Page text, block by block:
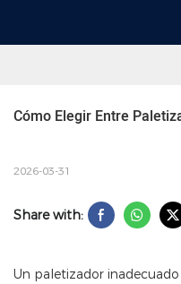
Cómo Elegir Entre
2026-03-31
Share with:
Un paletizador